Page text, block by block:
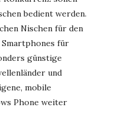
bedient werden.
Nischen für den
für
günstige
und
mobile
Phone weiter